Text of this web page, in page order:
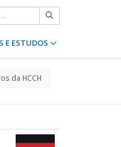
E ESTUDOS
da HCCH